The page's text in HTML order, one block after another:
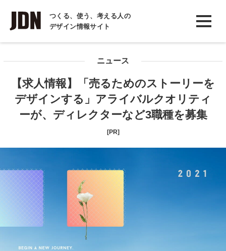
つくる、使う、考える人の
デザイン情報サイト
INTERVIEW
インタビュー
COLUMN
コラム
ニュース
【求人情報】「売るためのストーリーを
デザインする」アライバルクオリティ
ーが、ディレクターなど3職種を募集
[PR]